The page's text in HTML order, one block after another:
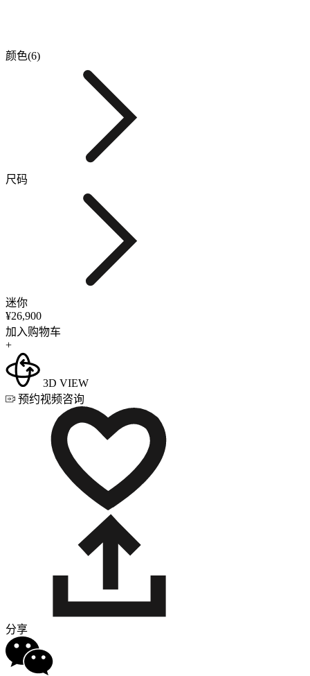
颜色(6)
尺码
迷你
¥26,900
加入购物车
+
3D VIEW
预约视频咨询
分享